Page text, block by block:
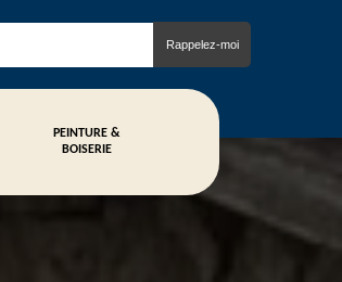
PEINTURE &
BOISERIE